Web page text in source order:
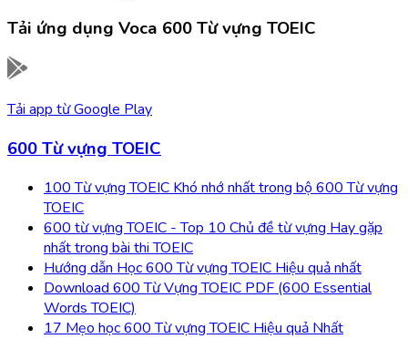
Tải ứng dụng Voca 600 Từ vựng TOEIC
Tải app từGoogle Play
600 Từ vựng TOEIC
100 Từ vựng TOEIC Khó nhớ nhất trong bộ 600 Từ vựng
TOEIC
600 từ vựng TOEIC - Top 10 Chủ đề từ vựng Hay gặp
nhất trong bài thi TOEIC
Hướng dẫn Học 600 Từ vựng TOEIC Hiệu quả nhất
Download 600 Từ Vựng TOEIC PDF (600 Essential
Words TOEIC)
17 Mẹo học 600 Từ vựng TOEIC Hiệu quả Nhất